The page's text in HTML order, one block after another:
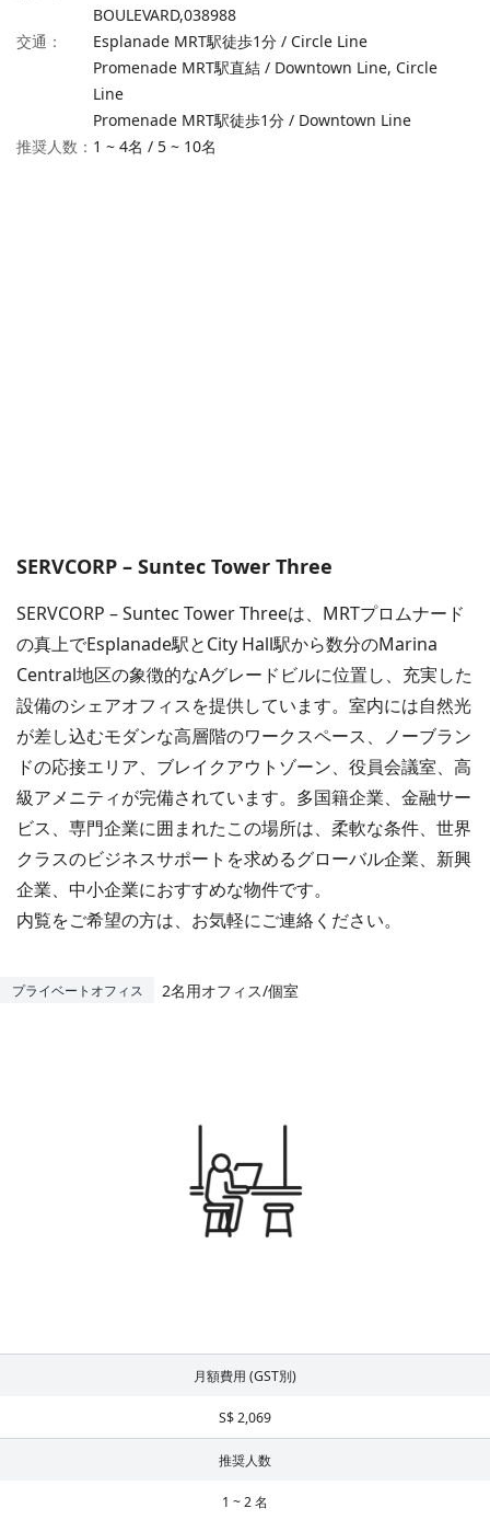
BOULEVARD,038988
交通 ：
Esplanade MRT駅徒歩1分 / Circle Line
Promenade MRT駅直結 / Downtown Line, Circle
Line
Promenade MRT駅徒歩1分 / Downtown Line
推奨人数： 1 ~ 4名 / 5 ~ 10名
SERVCORP – Suntec Tower Three
SERVCORP – Suntec Tower Threeは、MRTプロムナード
の真上でEsplanade駅とCity Hall駅から数分のMarina
Central地区の象徴的なAグレードビルに位置し、充実した
設備のシェアオフィスを提供しています。室内には自然光
が差し込むモダンな高層階のワークスペース、ノーブラン
ドの応接エリア、ブレイクアウトゾーン、役員会議室、高
級アメニティが完備されています。多国籍企業、金融サー
ビス、専門企業に囲まれたこの場所は、柔軟な条件、世界
クラスのビジネスサポートを求めるグローバル企業、新興
企業、中小企業におすすめな物件です。
内覧をご希望の方は、お気軽にご連絡ください。
プライベートオフィス 2名用オフィス/個室
月額費用 (GST別)
S$ 2,069
推奨人数
1 ~ 2 名